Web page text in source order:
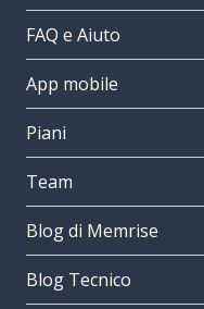
FAQ e Aiuto
App mobile
Piani
Team
Blog di Memrise
Blog Tecnico